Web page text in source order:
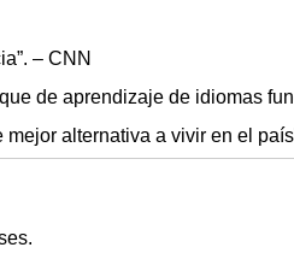
– CNN
de aprendizaje de idiomas
alternativa a vivir en el